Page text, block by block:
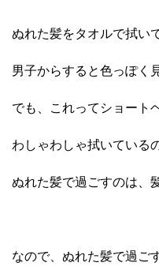
ぬれた髪をタオルで拭い
男子からすると色っぽく
でも、これってショート
わしゃわしゃ拭いている
ぬれた髪で過ごすのは、
なので、ぬれた髪で過ご